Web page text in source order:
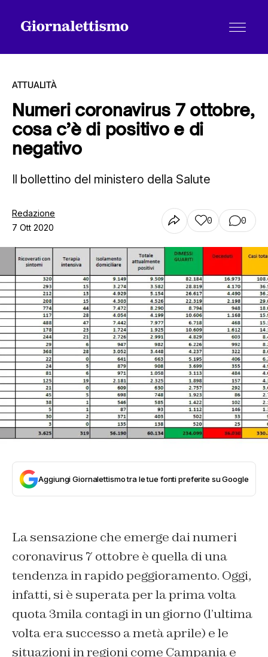
Tutti gli articoli
Chi siamo
Contatti
ATTUALITÀ
Numeri coronavirus 7 ottobre,
cosa c’è di positivo e di
negativo
Il bollettino del ministero della Salute
Redazione
7 Ott 2020
0 0
Aggiungi Giornalettismo tra le tue fonti preferite su Google
La sensazione che emerge dai numeri
coronavirus 7 ottobre è quella di una
tendenza in rapido peggioramento. Oggi,
infatti, si è superata per la prima volta
quota 3mila contagi in un giorno (l’ultima
volta era successo a metà aprile) e le
situazioni in regioni come Campania e